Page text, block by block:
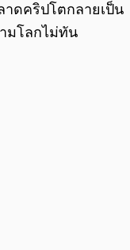
าดคริปโตกลายเป็น
มโลกไม่ทัน